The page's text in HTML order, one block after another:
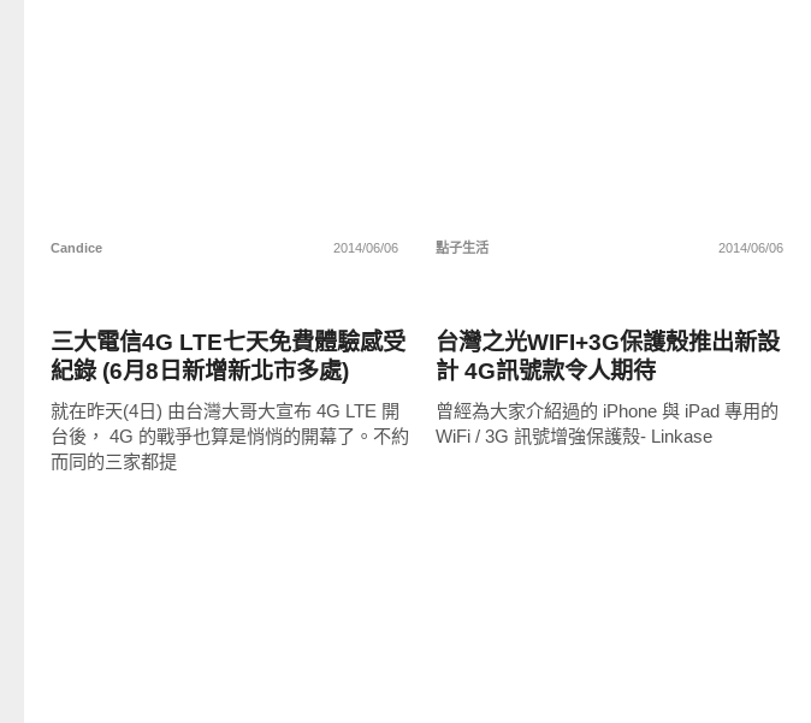
Candice 2014/06/06 點子生活 2014/06/06
三大電信4G LTE七天免費體驗感受
紀錄 (6月8日新增新北市多處)
就在昨天(4日) 由台灣大哥大宣布 4G LTE 開
台後， 4G 的戰爭也算是悄悄的開幕了。不約
而同的三家都提
台灣之光WIFI+3G保護殼推出新設
計 4G訊號款令人期待
曾經為大家介紹過的 iPhone 與 iPad 專用的
WiFi / 3G 訊號增強保護殼- Linkase